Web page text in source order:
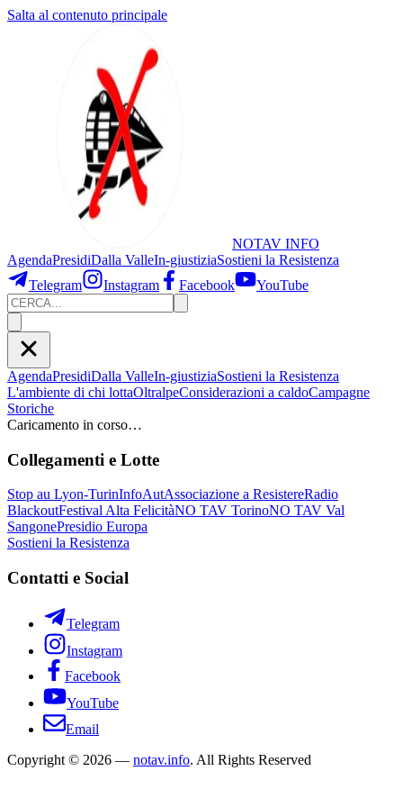
Salta al contenuto principale
NOTAV INFO
AgendaPresidiDalla ValleIn-giustiziaSostieni la Resistenza
Telegram
Instagram Facebook YouTube
AgendaPresidiDalla ValleIn-giustiziaSostieni la Resistenza
L'ambiente di chi lottaOltralpeConsiderazioni a caldoCampagne
Storiche
Caricamento in corso…
Collegamenti e Lotte
Stop au Lyon-TurinInfoAutAssociazione a ResistereRadio
BlackoutFestival Alta FelicitàNO TAV TorinoNO TAV Val
SangonePresidio Europa
Sostieni la Resistenza
Contatti e Social
Telegram
Instagram
Facebook
YouTube
Email
Copyright © 2026 — notav.info. All Rights Reserved